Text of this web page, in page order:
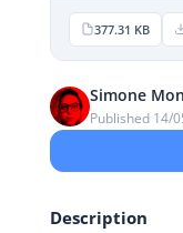
377.31 KB
Simone
Published 14/
Description